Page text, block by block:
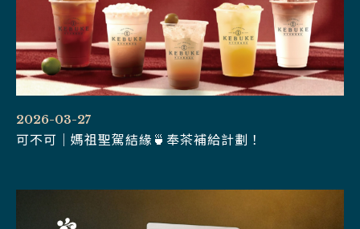
2026-03-27
可不可｜媽祖聖駕結緣🍵奉茶補給計劃！